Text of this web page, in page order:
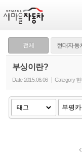
전체 현대자동
부싱이란?
Date2015.06.06 Category